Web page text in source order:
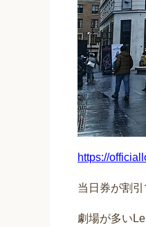
https://
当日券が割
劇場が多い